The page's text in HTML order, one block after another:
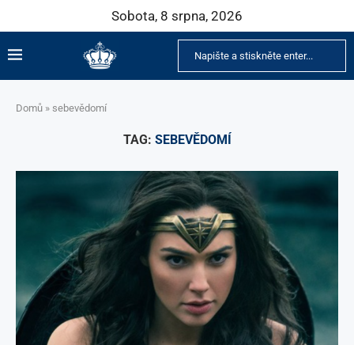
Sobota, 8 srpna, 2026
Domů » sebevědomí
TAG: SEBEVĚDOMÍ